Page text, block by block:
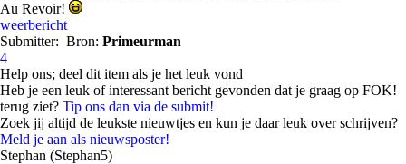
Au Revoir!
weerbericht
Submitter: Bron: Primeurman
4
Help ons; deel dit item als je het leuk vond
Heb je een leuk of interessant bericht gevonden dat je graag op FOK!
terug ziet? Tip ons dan via de submit!
Zoek jij altijd de leukste nieuwtjes en kun je daar leuk over schrijven?
Meld je aan als nieuwsposter!
Stephan (Stephan5)